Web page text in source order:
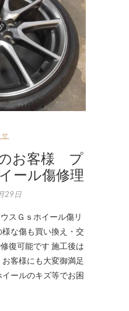
お客様 プ
ール傷修理
29日
な傷も買い換え・交
復可能です 施工後は
客様にも大変御満足
ールのキズ等でお困